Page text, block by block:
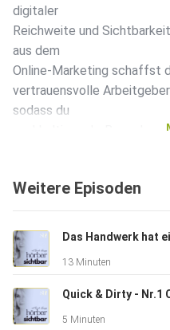
digitaler
Reichweite und
aus dem
Online-Marketing schaffst
vertrauensvolle
sodass du
nachhaltig mehr
Website:
Weitere Episoden
13 Minuten
5 Minuten